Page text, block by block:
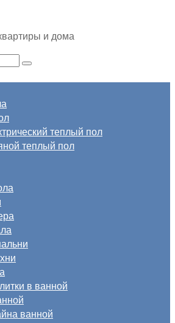
и дома
теплый пол
теплый пол
в ванной
ванной